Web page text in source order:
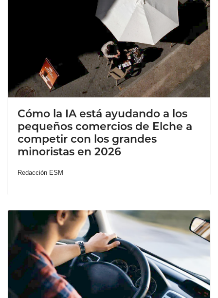
Cómo la IA está ayudando a los
pequeños comercios de Elche a
competir con los grandes
minoristas en 2026
Redacción ESM